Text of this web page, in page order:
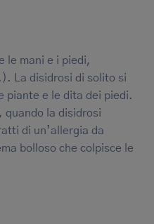
le mani e i piedi,
La disidrosi di solito si
piante e le dita dei piedi.
quando la disidrosi
di un’allergia da
bolloso che colpisce le